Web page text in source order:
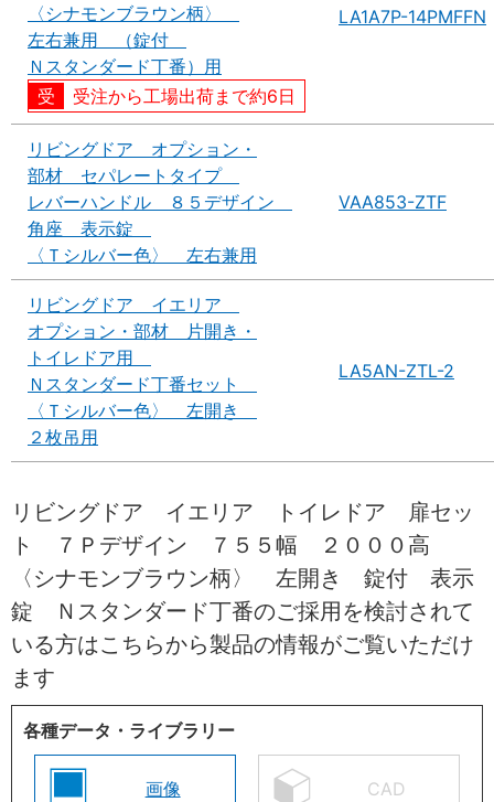
〈シナモンブラウン柄〉
左右兼用 （錠付
Ｎスタンダード丁番）用
受注から工場出荷まで約6日
LA1A7P-14PMFFN
リビングドア オプション・
部材 セパレートタイプ
レバーハンドル ８５デザイン
角座 表示錠
〈Ｔシルバー色〉 左右兼用
VAA853-ZTF
リビングドア イエリア
オプション・部材 片開き・
トイレドア用
Ｎスタンダード丁番セット
〈Ｔシルバー色〉 左開き
２枚吊用
LA5AN-ZTL-2
リビングドア イエリア トイレドア 扉セッ
ト ７Ｐデザイン ７５５幅 ２０００高
〈シナモンブラウン柄〉 左開き 錠付 表示
錠 Ｎスタンダード丁番のご採用を検討されて
いる方はこちらから製品の情報がご覧いただけ
ます
各種データ・ライブラリー
画像 CAD